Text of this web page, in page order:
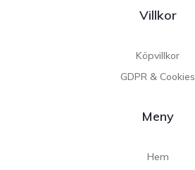
Villkor
Köpvillkor
GDPR & Cookies
Meny
Hem